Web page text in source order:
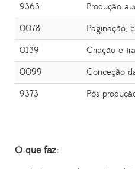
9363 Produção
0078 Paginação,
0139 Criação e
0099 Conceção
9373 Pós-
O que faz: